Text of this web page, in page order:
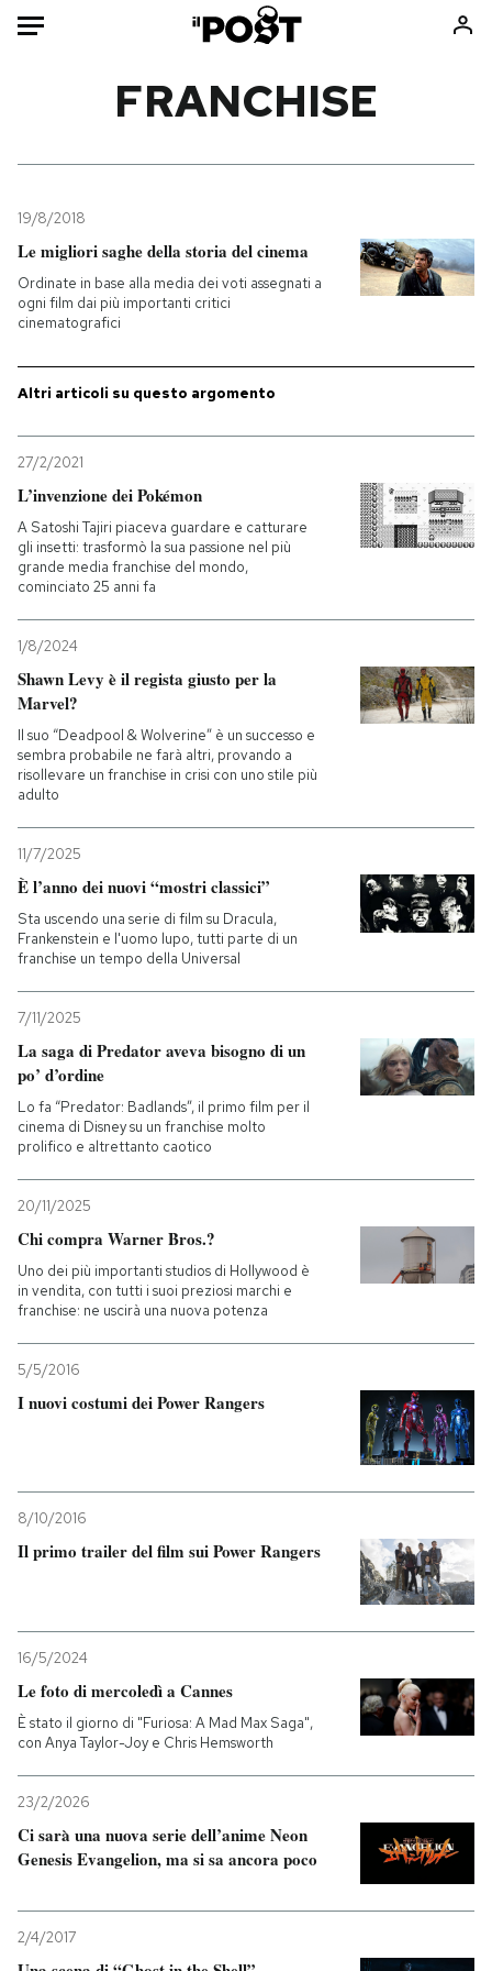
Mondo
Politica
Tecnologia
Internet
Sport
Consumismi
Storie/Idee
Mondiali calcio 2026
PODCAST
I MIEI PREFERITI
SHOP
CALENDARIO
AREA PERSONALE
Entra
FRANCHISE
19/8/2018
Le migliori saghe della storia del cinema
Ordinate in base alla media dei voti assegnati a
ogni film dai più importanti critici
cinematografici
Altri articoli su questo argomento
27/2/2021
L’invenzione dei Pokémon
A Satoshi Tajiri piaceva guardare e catturare
gli insetti: trasformò la sua passione nel più
grande media franchise del mondo,
cominciato 25 anni fa
1/8/2024
Shawn Levy è il regista giusto per la
Marvel?
Il suo “Deadpool & Wolverine” è un successo e
sembra probabile ne farà altri, provando a
risollevare un franchise in crisi con uno stile più
adulto
11/7/2025
È l’anno dei nuovi “mostri classici”
Sta uscendo una serie di film su Dracula,
Frankenstein e l'uomo lupo, tutti parte di un
franchise un tempo della Universal
7/11/2025
La saga di Predator aveva bisogno di un
po’ d’ordine
Lo fa “Predator: Badlands”, il primo film per il
cinema di Disney su un franchise molto
prolifico e altrettanto caotico
20/11/2025
Chi compra Warner Bros.?
Uno dei più importanti studios di Hollywood è
in vendita, con tutti i suoi preziosi marchi e
franchise: ne uscirà una nuova potenza
5/5/2016
I nuovi costumi dei Power Rangers
8/10/2016
Il primo trailer del film sui Power Rangers
16/5/2024
Le foto di mercoledì a Cannes
È stato il giorno di "Furiosa: A Mad Max Saga",
con Anya Taylor-Joy e Chris Hemsworth
23/2/2026
Ci sarà una nuova serie dell’anime Neon
Genesis Evangelion, ma si sa ancora poco
2/4/2017